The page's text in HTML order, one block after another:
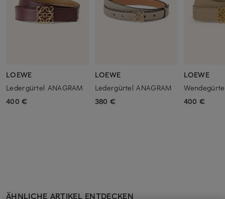
LOEWE
Ledergürtel ANAGRAM
400 €
LOEWE
Ledergürtel ANAGRAM
380 €
LOEWE
400 €
ÄHNLICHE ARTIKEL ENTDECKEN